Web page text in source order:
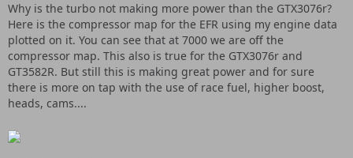
Why is the turbo not making more power than the GTX3076r?
Here is the compressor map for the EFR using my engine data
plotted on it. You can see that at 7000 we are off the
compressor map. This also is true for the GTX3076r and
GT3582R. But still this is making great power and for sure
there is more on tap with the use of race fuel, higher boost,
heads, cams....